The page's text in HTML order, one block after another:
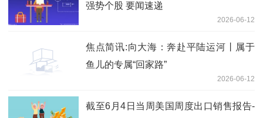
强势个股 要闻速递
2026-06-12
焦点简讯:向大海：奔赴平陆运河丨属于
鱼儿的专属“回家路”
2026-06-12
截至6月4日当周美国周度出口销售报告-